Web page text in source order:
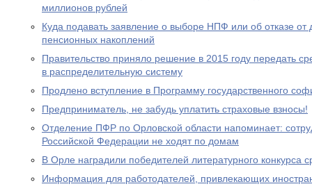
миллионов рублей
Куда подавать заявление о выборе НПФ или об отказе
пенсионных накоплений
Правительство приняло решение в 2015 году передать
в распределительную систему
Продлено вступление в Программу государственного
Предприниматель, не забудь уплатить страховые взносы!
Отделение ПФР по Орловской области напоминает:
Российской Федерации не ходят по домам
В Орле наградили победителей литературного конкурса
Информация для работодателей, привлекающих